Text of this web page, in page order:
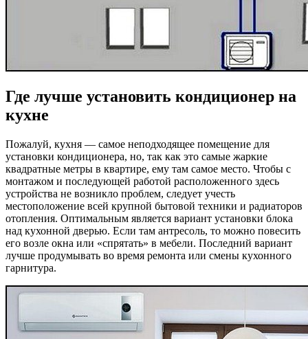
Где лучше установить кондиционер на
кухне
Пожалуй, кухня — самое неподходящее помещение для
установки кондиционера, но, так как это самые жаркие
квадратные метры в квартире, ему там самое место. Чтобы с
монтажом и последующей работой расположенного здесь
устройства не возникло проблем, следует учесть
местоположение всей крупной бытовой техники и радиаторов
отопления. Оптимальным является вариант установки блока
над кухонной дверью. Если там антресоль, то можно повесить
его возле окна или «спрятать» в мебели. Последний вариант
лучше продумывать во время ремонта или смены кухонного
гарнитура.